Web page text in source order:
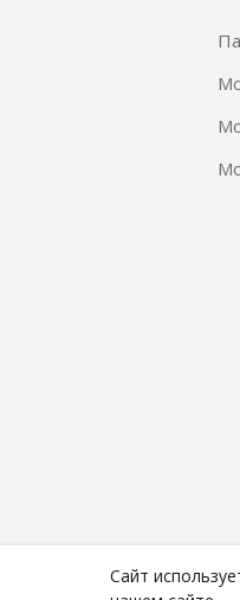
2026. All rights reserved.
Сайт